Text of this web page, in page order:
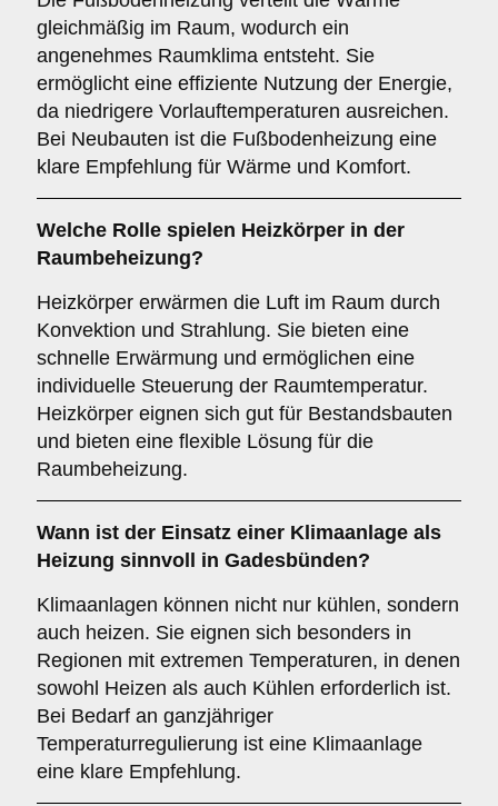
gleichmäßig im Raum, wodurch ein
angenehmes Raumklima entsteht. Sie
ermöglicht eine effiziente Nutzung der Energie,
da niedrigere Vorlauftemperaturen ausreichen.
Bei Neubauten ist die Fußbodenheizung eine
klare Empfehlung für Wärme und Komfort.
Welche Rolle spielen Heizkörper in der
Raumbeheizung?
Heizkörper erwärmen die Luft im Raum durch
Konvektion und Strahlung. Sie bieten eine
schnelle Erwärmung und ermöglichen eine
individuelle Steuerung der Raumtemperatur.
Heizkörper eignen sich gut für Bestandsbauten
und bieten eine flexible Lösung für die
Raumbeheizung.
Wann ist der Einsatz einer Klimaanlage als
Heizung sinnvoll in Gadesbünden?
Klimaanlagen können nicht nur kühlen, sondern
auch heizen. Sie eignen sich besonders in
Regionen mit extremen Temperaturen, in denen
sowohl Heizen als auch Kühlen erforderlich ist.
Bei Bedarf an ganzjähriger
Temperaturregulierung ist eine Klimaanlage
eine klare Empfehlung.